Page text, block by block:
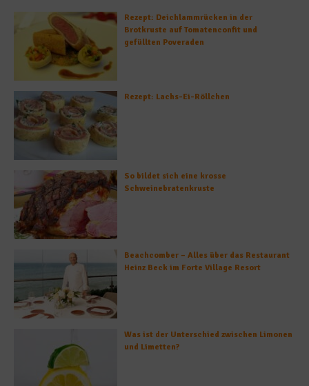
Rezept: Deichlammrücken in der
Brotkruste auf Tomatenconfit und
gefüllten Poveraden
Rezept: Lachs-Ei-Röllchen
So bildet sich eine krosse
Schweinebratenkruste
Beachcomber – Alles über das Restaurant
Heinz Beck im Forte Village Resort
Was ist der Unterschied zwischen Limonen
und Limetten?